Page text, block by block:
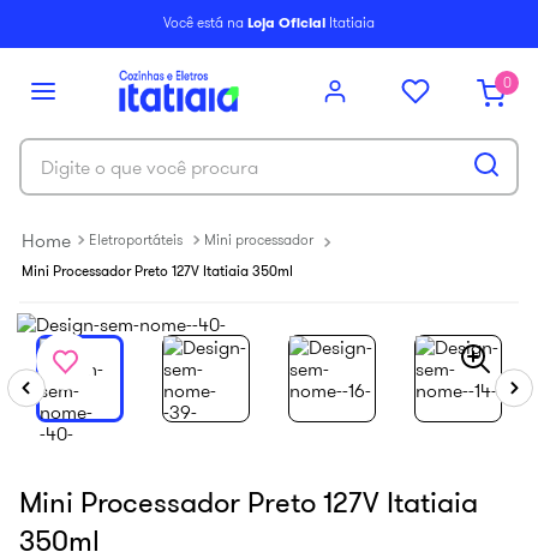
Você está na Loja Oficial Itatiaia
0
Digite o que você procura
Eletroportáteis
Mini processador
Mini Processador Preto 127V Itatiaia 350ml
Mini Processador Preto 127V Itatiaia
350ml
balcão itatiaia
new premium
9º
armário cozinha
renova